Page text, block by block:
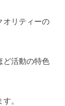
オリティーの
ど活動の特色
。